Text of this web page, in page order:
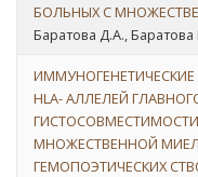
БОЛЬНЫХ С
Баратова Д.А.,
ИММУНОГЕНЕТИЧЕСКИЕ
HLA- АЛЛЕЛЕЙ
МНОЖЕСТВЕННОЙ
ГЕМОПОЭТИЧЕСКИХ